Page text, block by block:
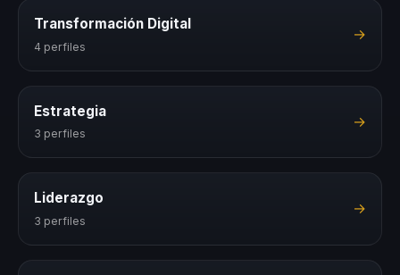
Transformación Digital
4 perfiles
→
Estrategia
3 perfiles
→
Liderazgo
3 perfiles
→